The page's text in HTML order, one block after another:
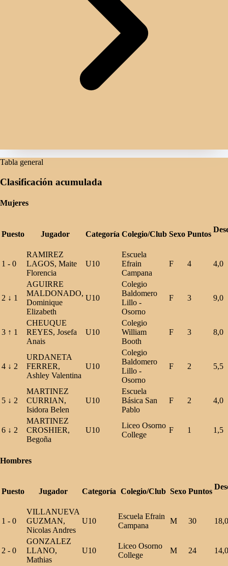
Tabla general
Clasificación acumulada
Mujeres
Puesto Jugador Categoría Colegio/Club Sexo Puntos
1 - 0
RAMIREZ
LAGOS, Maite
Florencia
U10
Escuela
Efrain
Campana
F 4 4,0
2 ↓ 1
AGUIRRE
MALDONADO,
Dominique
Elizabeth
U10
Colegio
Baldomero
Lillo -
Osorno
F 3 9,0
3 ↑ 1
CHEUQUE
REYES, Josefa
Anais
U10
Colegio
William
Booth
F 3 8,0
4 ↓ 2
URDANETA
FERRER,
Ashley Valentina
U10
Colegio
Baldomero
Lillo -
Osorno
F 2 5,5
5 ↓ 2
MARTINEZ
CURRIAN,
Isidora Belen
U10
Escuela
Básica San
Pablo
F 2 4,0
6 ↓ 2
MARTINEZ
CROSHIER,
Begoña
U10
Liceo Osorno
College
F 1 1,5
Hombres
Puesto Jugador Categoría Colegio/Club Sexo Puntos
1 - 0
VILLANUEVA
GUZMAN,
Nicolas Andres
U10
Escuela Efrain
Campana
M 30 18,0
2 - 0
GONZALEZ
LLANO,
Mathias
U10
Liceo Osorno
College
M 24 14,0